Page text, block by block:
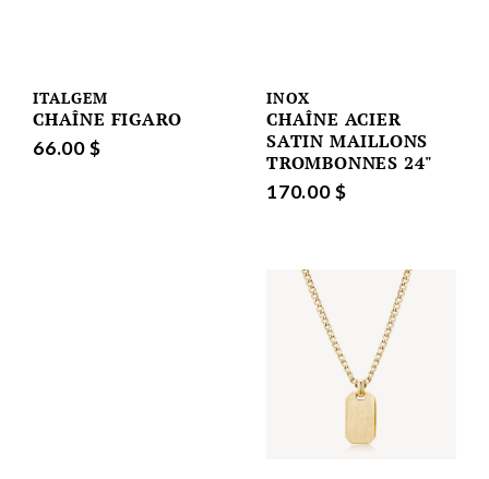
ITALGEM
CHAÎNE FIGARO
66.00 $
INOX
CHAÎNE ACIER
SATIN MAILLONS
TROMBONNES 24"
170.00 $